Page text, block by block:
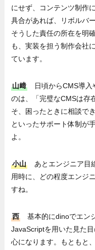
にせず、コンテンツ制作
具合があれば、リボルバ
そうした責任の所在を明
も、実装を担う制作会社
ています。
山﨑 日頃からCMS導入
のは、「完璧なCMSは存
そ、困ったときに相談で
といったサポート体制が
よ。
小山
あとエンジニア目
用時に、どの程度エンジ
すね。
西
基本的にdinoでエン
JavaScriptを用いた見た
心になります。もともと